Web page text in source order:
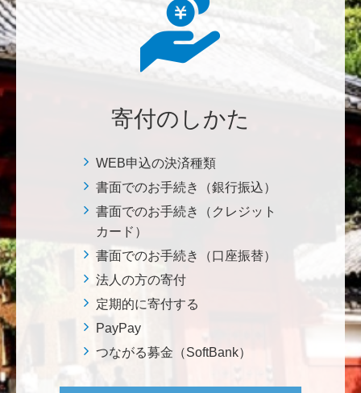
ち、孫たち、子々孫々へ <国際水産研究教育基金>
す。募金することにより、私自身も参加しているよう
プロジェクト>
株式会社Ｌｅｇａｌｓｃａｐｅ
当社は、IS・CSで学んだ知見を法領域に応用するとこ
ろから始まりました。この社会でますますコンピュー
タ科学の力が発揮されるよう祈念して、支援いたしま
す。 <コンピュータサイエンス教育支援基金>
世界に貢献を！
寄付のしかた
WEB申込の決済種類
書面でのお手続き（銀行振込）
書面でのお手続き（クレジット
カード）
書面でのお手続き（口座振替）
法人の方の寄付
定期的に寄付する
PayPay
つながる募金（SoftBank）